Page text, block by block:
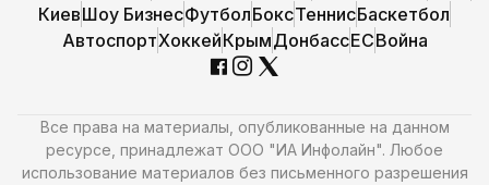
КиевШоу БизнесФутболБоксТеннисБаскетбол
АвтоспортХоккейКрымДонбассЕСВойна
Все права на материалы, опубликованные на данном
ресурсе, принадлежат ООО "ИА Инфолайн". Любое
использование материалов без письменного разрешения